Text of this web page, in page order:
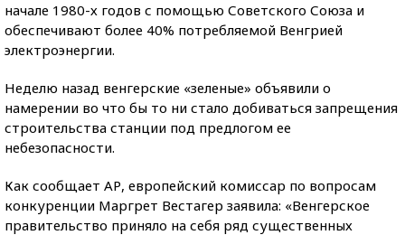
начале 1980-х годов с помощью Советского Союза и
обеспечивают более 40% потребляемой Венгрией
электроэнергии.
Неделю назад венгерские «зеленые» объявили о
намерении во что бы то ни стало добиваться запрещения
строительства станции под предлогом ее
небезопасности.
Как сообщает АР, европейский комиссар по вопросам
конкуренции Маргрет Вестагер заявила: «Венгерское
правительство приняло на себя ряд существенных